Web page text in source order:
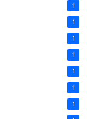
1
1
1
1
1
1
1